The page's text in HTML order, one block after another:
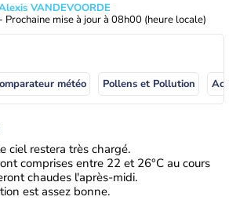
VANDEVOORDE
- Prochaine mise à jour à 08h00 (heure locale)
météo Pollens et Pollution
ciel restera très chargé.
comprises entre 22 et 26°C au cours
chaudes l'après-midi.
est assez bonne.